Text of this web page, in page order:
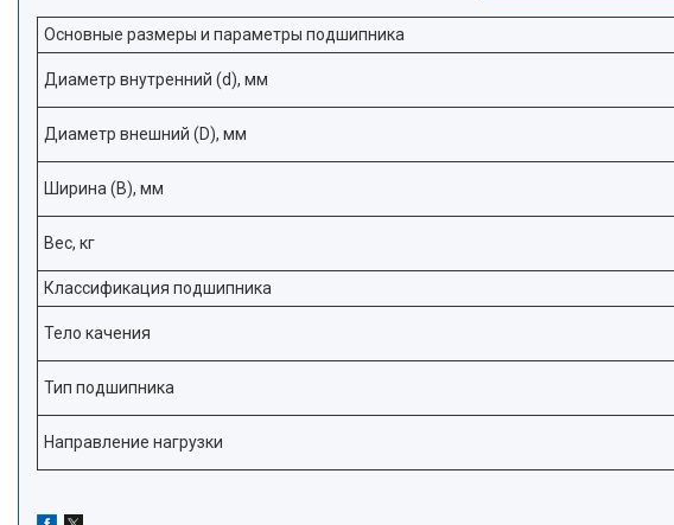
Основные размеры и параметры подшипника
Диаметр внутренний (d), мм
Диаметр внешний (D), мм
Ширина (В), мм
Вес, кг
Классификация подшипника
Тело качения
Тип подшипника
Направление нагрузки